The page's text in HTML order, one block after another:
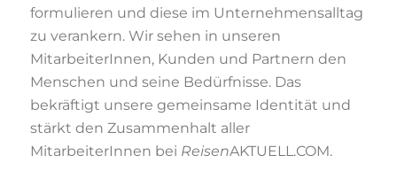
formulieren und diese im Unternehmensalltag
zu verankern. Wir sehen in unseren
MitarbeiterInnen, Kunden und Partnern den
Menschen und seine Bedürfnisse. Das
bekräftigt unsere gemeinsame Identität und
stärkt den Zusammenhalt aller
MitarbeiterInnen bei ReisenAKTUELL.COM.